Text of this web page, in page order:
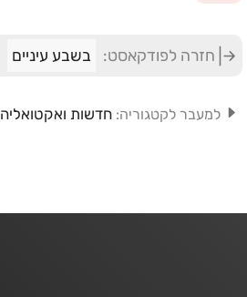
חזרה לפודקאסט: בשבע עיניים
למעבר לקטגוריה: חדשות ואקטואליה